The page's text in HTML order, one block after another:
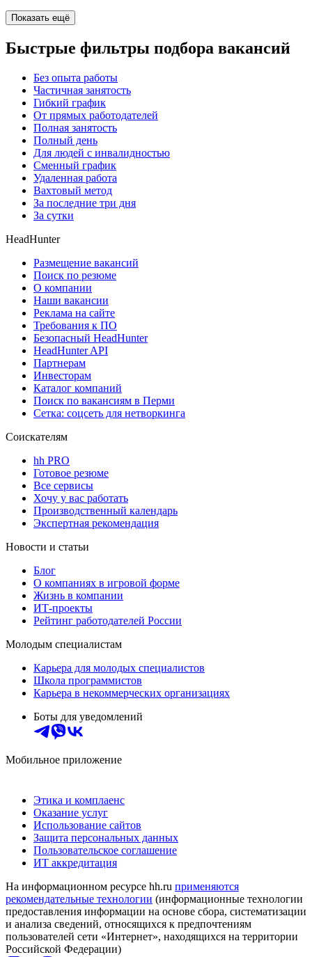
Показать ещё
Быстрые фильтры подбора вакансий
Без опыта работы
Частичная занятость
Гибкий график
От прямых работодателей
Полная занятость
Полный день
Для людей с инвалидностью
Сменный график
Удаленная работа
Вахтовый метод
За последние три дня
За сутки
HeadHunter
Размещение вакансий
Поиск по резюме
О компании
Наши вакансии
Реклама на сайте
Требования к ПО
Безопасный HeadHunter
HeadHunter API
Партнерам
Инвесторам
Каталог компаний
Поиск по вакансиям в Перми
Сетка: соцсеть для нетворкинга
Соискателям
hh PRO
Готовое резюме
Все сервисы
Хочу у вас работать
Производственный календарь
Экспертная рекомендация
Новости и статьи
Блог
О компаниях в игровой форме
Жизнь в компании
ИТ-проекты
Рейтинг работодателей России
Молодым специалистам
Карьера для молодых специалистов
Школа программистов
Карьера в некоммерческих организациях
Боты для уведомлений
Мобильное приложение
Этика и комплаенс
Оказание услуг
Использование сайтов
Защита персональных данных
Пользовательское соглашение
ИТ аккредитация
На информационном ресурсе hh.ru применяются
рекомендательные технологии (информационные технологии
предоставления информации на основе сбора, систематизации
и анализа сведений, относящихся к предпочтениям
пользователей сети «Интернет», находящихся на территории
Российской Федерации)